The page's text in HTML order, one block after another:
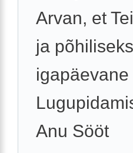
Arvan, et
ja
Anu Sööt